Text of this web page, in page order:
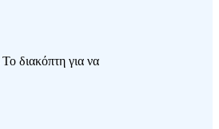
Το διακόπτη για να